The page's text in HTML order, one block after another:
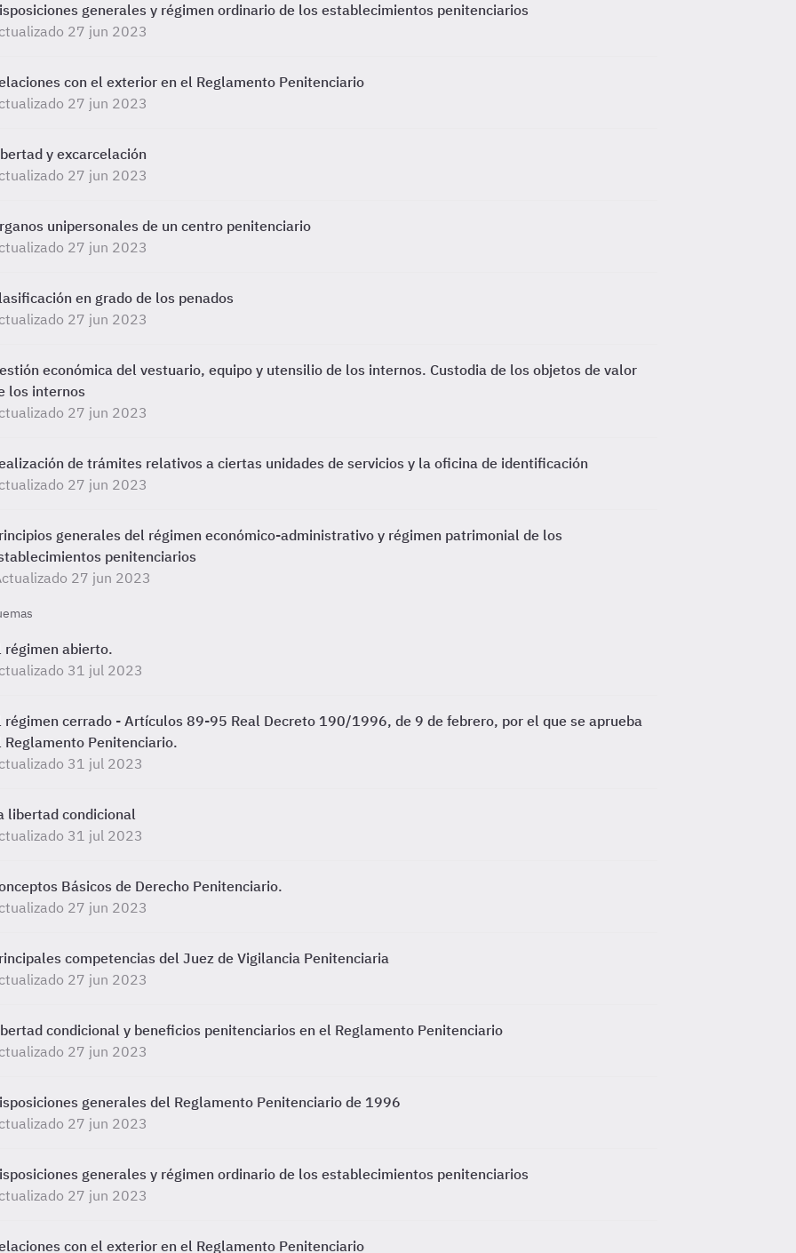
generales y régimen ordinario de los establecimientos penitenciarios
27 jun 2023
con el exterior en el Reglamento Penitenciario
27 jun 2023
y excarcelación
27 jun 2023
unipersonales de un centro penitenciario
27 jun 2023
en grado de los penados
27 jun 2023
económica del vestuario, equipo y utensilio de los internos. Custodia de los objetos de valor
los internos
27 jun 2023
de trámites relativos a ciertas unidades de servicios y la oficina de identificación
27 jun 2023
generales del régimen económico-administrativo y régimen patrimonial de los
penitenciarios
27 jun 2023
régimen abierto.
31 jul 2023
régimen cerrado - Artículos 89-95 Real Decreto 190/1996, de 9 de febrero, por el que se aprueba
Reglamento Penitenciario.
31 jul 2023
libertad condicional
31 jul 2023
Básicos de Derecho Penitenciario.
27 jun 2023
competencias del Juez de Vigilancia Penitenciaria
27 jun 2023
condicional y beneficios penitenciarios en el Reglamento Penitenciario
27 jun 2023
generales del Reglamento Penitenciario de 1996
27 jun 2023
generales y régimen ordinario de los establecimientos penitenciarios
27 jun 2023
con el exterior en el Reglamento Penitenciario